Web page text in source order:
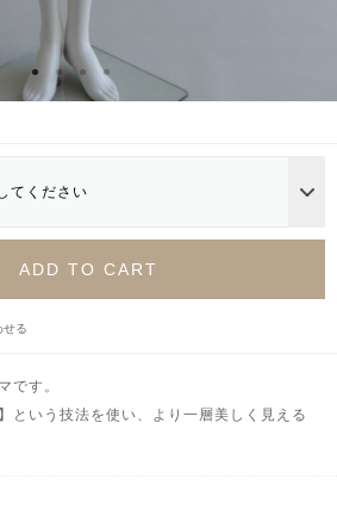
てください
ADD TO CART
せる
です。
という技法を使い、より一層美しく見える